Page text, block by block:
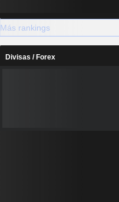
Más rankings
Divisas / Forex